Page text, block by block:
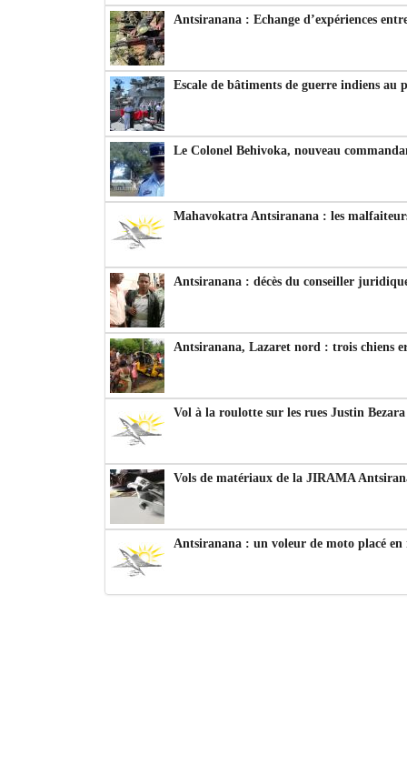
Antsiranana : Echange d’expériences
Escale de bâtiments de guerre indiens au
Le Colonel Behivoka, nouveau
Mahavokatra Antsiranana : les
Antsiranana : décès du conseiller
Antsiranana, Lazaret nord : trois chiens
Vol à la roulotte sur les rues Justin
Vols de matériaux de la JIRAMA
Antsiranana : un voleur de moto placé en